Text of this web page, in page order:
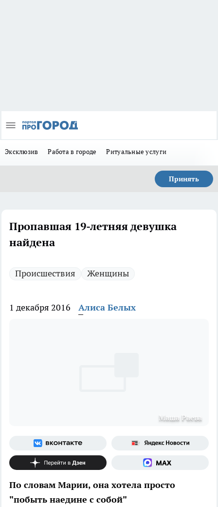
Эксклюзив Работа в городе Ритуальные услуги
Принять
Пропавшая 19-летняя девушка
найдена
Происшествия Женщины
1 декабря 2016 Алиса Белых
Маша Раева
По словам Марии, она хотела просто
"побыть наедине с собой"